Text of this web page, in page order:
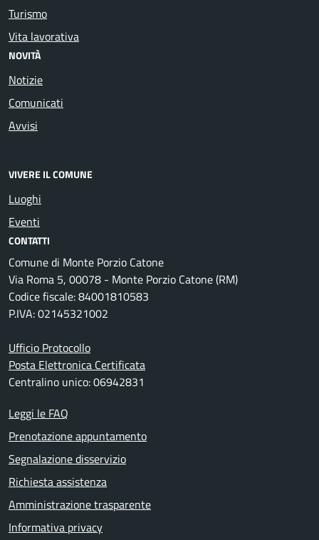
Turismo
Vita lavorativa
NOVITÀ
Notizie
Comunicati
Avvisi
VIVERE IL COMUNE
Luoghi
Eventi
CONTATTI
Comune di Monte Porzio Catone
Via Roma 5, 00078 - Monte Porzio Catone (RM)
Codice fiscale: 84001810583
P.IVA: 02145321002
Ufficio Protocollo
Posta Elettronica Certificata
Centralino unico: 06942831
Leggi le FAQ
Prenotazione appuntamento
Segnalazione disservizio
Richiesta assistenza
Amministrazione trasparente
Informativa privacy